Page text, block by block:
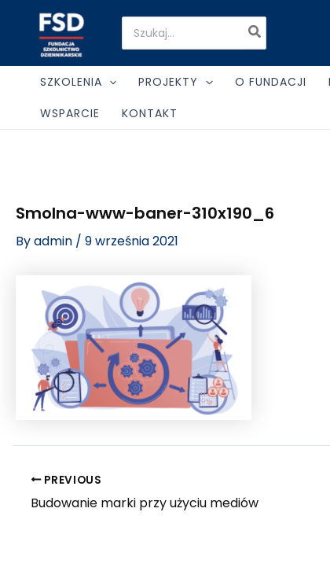
content
Search
for:
SZKOLENIA PROJEKTY O FUNDACJI
WSPARCIE
KONTAKT
Smolna-www-baner-310x190_6
Byadmin / 9 września 2021
Post
navigation
PREVIOUS
Budowanie marki przy użyciu mediów